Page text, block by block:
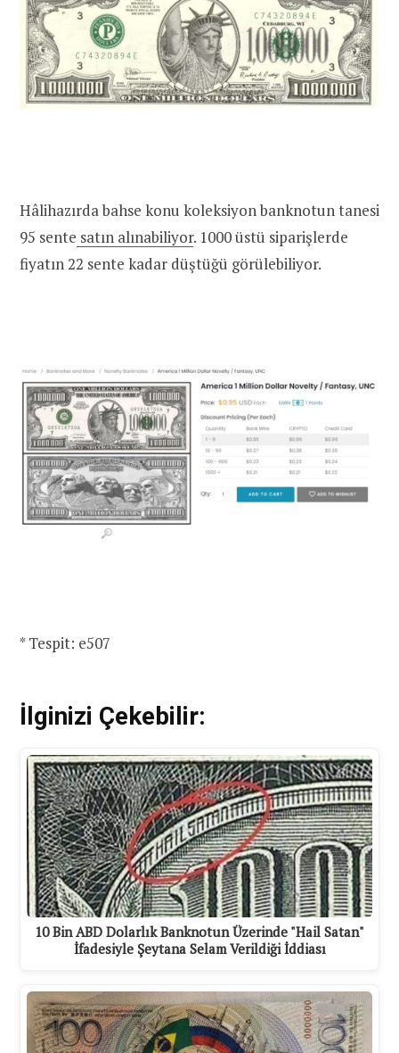
Hâlihazırda bahse konu koleksiyon banknotun tanesi
95 sente satın alınabiliyor. 1000 üstü siparişlerde
fiyatın 22 sente kadar düştüğü görülebiliyor.
* Tespit: e507
İlginizi Çekebilir:
10 Bin ABD Dolarlık Banknotun Üzerinde "Hail Satan"
İfadesiyle Şeytana Selam Verildiği İddiası